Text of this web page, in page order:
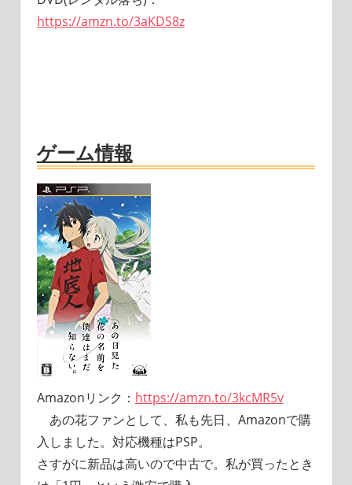
https://amzn.to/3aKDS8z
ゲーム情報
Amazonリンク： https://amzn.to/3kcMR5v
あの花ファンとして、私も先日、Amazonで購
入しました。対応機種はPSP。
さすがに新品は高いので中古で。私が買ったとき